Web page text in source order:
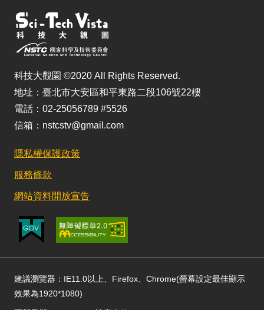
科技大觀園 ©2020 All Rights Reserved.
地址：臺北市大安區和平東路二段106號22樓
電話：02-25056789 #5526
信箱：nstcstv@gmail.com
隱私權保護政策
服務條款
網站資料開放宣告
建議瀏覽器：IE11.0以上、Firefox、Chrome(螢幕設定最佳顯示
效果為1920*1080)